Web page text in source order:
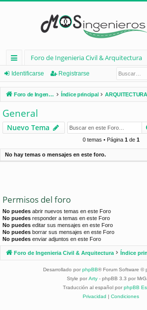
nl
ac
es
rá
pi
d
Foro de Ingenieria Civil & Arquitectura
Identificarse Registrarse
Foro de Ingenieria Civil & Arquitectura Índice principal
General
Nuevo Tema
0 temas • Página 1de 1
No hay temas o mensajes en este foro.
Permisos del foro
No puedes abrir nuevos temas en este Foro
No puedes responder a temas en este Foro
No puedes editar sus mensajes en este Foro
No puedes borrar sus mensajes en este Foro
No puedes enviar adjuntos en este Foro
Foro de Ingenieria Civil & Arquitectura Índice
Desarrollado por phpBB® Forum Software ©
Style por Arty - phpBB 3.3 por
Traducción al español por phpBB
Privacidad | Condiciones